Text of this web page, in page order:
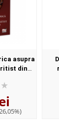
asupra
din